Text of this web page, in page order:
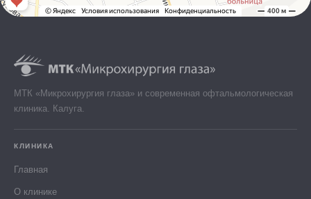
МТК «Микрохирургия глаза» и современная офтальмологическая
клиника. Калуга.
КЛИНИКА
Главная
О клинике